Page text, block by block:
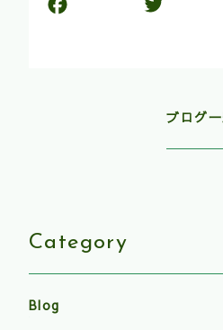
ブログ
Category
Blog